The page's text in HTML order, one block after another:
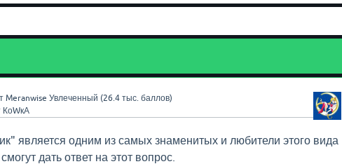
Meranwise Увлеченный (26.4 тыс.баллов)
КоWкА
является одним из самых знаменитых и любители этого вида
дать ответ на этот вопрос.